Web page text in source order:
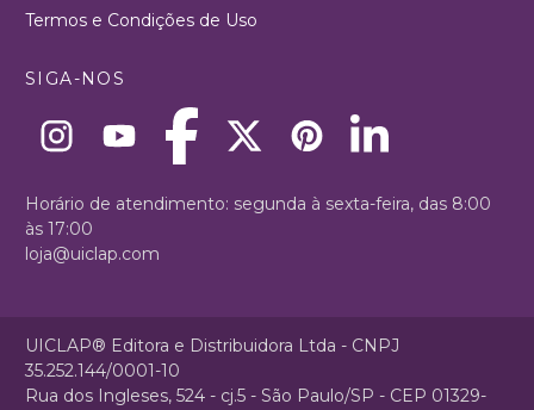
Termos e Condições de Uso
SIGA-NOS
Horário de atendimento: segunda à sexta-feira, das 8:00
às 17:00
loja@uiclap.com
UICLAP® Editora e Distribuidora Ltda - CNPJ
35.252.144/0001-10
Rua dos Ingleses, 524 - cj.5 - São Paulo/SP - CEP 01329-